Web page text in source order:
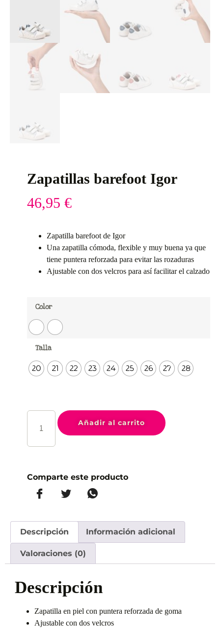
Zapatillas barefoot Igor
46,95 €
Zapatilla barefoot de Igor
Una zapatilla cómoda, flexible y muy buena ya que
tiene puntera reforzada para evitar las rozaduras
Ajustable con dos velcros para así facilitar el calzado
Color
Talla
20 21 22 23 24 25 26 27 28
Añadir al carrito
Comparte este producto
Descripción Información adicional
Valoraciones (0)
Descripción
Zapatilla en piel con puntera reforzada de goma
Ajustable con dos velcros